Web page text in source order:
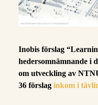
Inobis förslag
hedersomnämnande i
om utveckling av
36 förslaginkom i